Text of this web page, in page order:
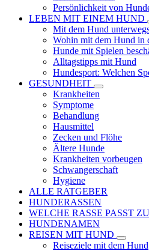
Persönlichkeit von
LEBEN MIT EINEM HUND
Mit dem Hund
Wohin mit dem Hund in
Hunde mit Spielen
Alltagstipps mit Hund
Hundesport: Welchen
GESUNDHEIT
Krankheiten
Symptome
Behandlung
Hausmittel
Zecken und Flöhe
Ältere Hunde
Krankheiten vorbeugen
Schwangerschaft
Hygiene
ALLE RATGEBER
HUNDERASSEN
WELCHE RASSE PASST
HUNDENAMEN
REISEN MIT HUND
Reiseziele mit dem Hund